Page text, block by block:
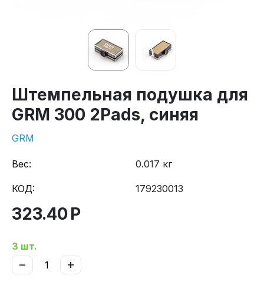
Штемпельная подушка для
GRM 300 2Pads, синяя
GRM
Вес: 0.017 кг
КОД: 179230013
323.40Р
3 шт.
+
−